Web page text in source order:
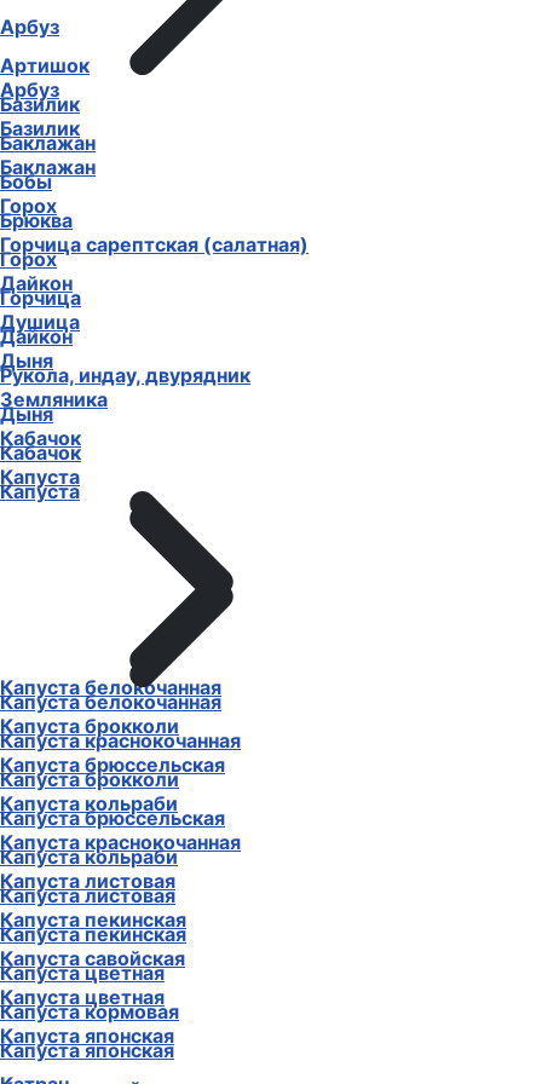
Арбуз
Базилик
Баклажан
Горох
Горчица сарептская (салатная)
Дайкон
Душица
Дыня
Земляника
Кабачок
Капуста
Капуста белокочанная
Капуста брокколи
Капуста брюссельская
Капуста кольраби
Капуста краснокочанная
Капуста листовая
Капуста пекинская
Капуста савойская
Капуста цветная
Капуста японская
Амарант овощной
Арбуз
Артишок
Базилик
Баклажан
Бобы
Брюква
Горох
Горчица
Дайкон
Рукола, индау, двурядник
Дыня
Кабачок
Капуста белокочанная
Капуста краснокочанная
Капуста брокколи
Капуста брюссельская
Капуста кольраби
Капуста листовая
Капуста пекинская
Капуста цветная
Капуста кормовая